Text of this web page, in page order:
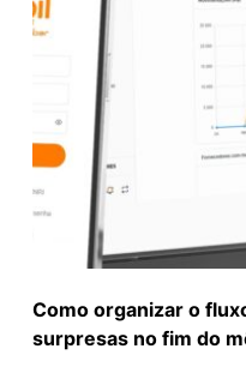
Como organizar o
surpresas no fim do